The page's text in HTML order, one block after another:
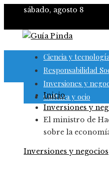
sábado, agosto 8
Ciencia y
Responsabilidad
Inversiones y
Cultura y ocio
Inicio
Inversiones y
El ministro de
sobre la
Inversiones y negocios